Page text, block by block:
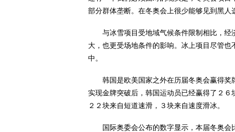
部分群体垄断。在冬奥会上很少能够见到黑人
与冰雪项目受地域气候条件限制相比，经
大，也更受场地条件的影响。冰上项目尽管
中。
韩国是欧美国家之外在历届冬奥会赢得奖
实现金牌突破后，韩国运动员已经赢得了２６
２２块来自短道速滑，３块来自速度滑冰。
国际奥委会公布的数字显示，本届冬奥会